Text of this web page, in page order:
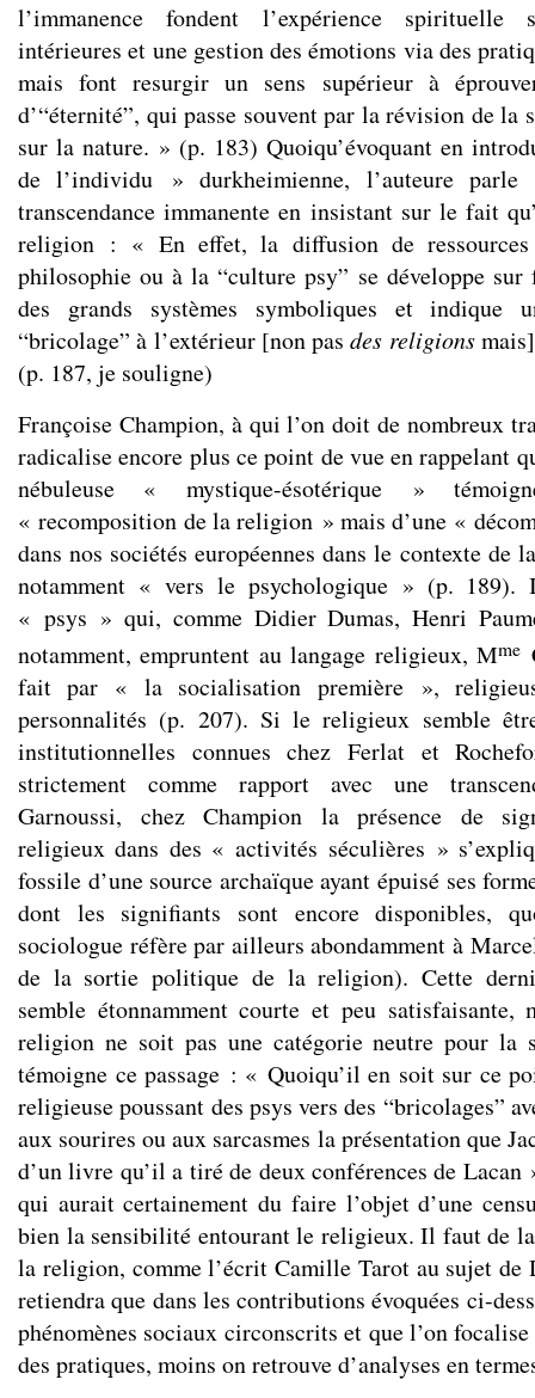
l’immanence fondent l’expérience spirituelle
intérieures et une gestion des émotions via des
mais font resurgir un sens supérieur à
d’“éternité”, qui passe souvent par la révision de la
sur la nature. » (p. 183) Quoiqu’évoquant en
de l’individu » durkheimienne, l’auteure
transcendance immanente en insistant sur le fait
religion : « En effet, la diffusion de
philosophie ou à la “culture psy” se développe sur
des grands systèmes symboliques et indique
“bricolage” à l’extérieur [non pasdes religions
(p. 187, je souligne)
Françoise Champion, à qui l’on doit de nombreux
radicalise encore plus ce point de vue en rappelant
nébuleuse « mystique-ésotérique »
« recomposition de la religion » mais d’une «
dans nos sociétés européennes dans le contexte de
notamment « vers le psychologique » (p. 189).
« psys » qui, comme Didier Dumas, Henri
notamment, empruntent au langage religieux, Mme
fait par « la socialisation première »,
personnalités (p. 207). Si le religieux semble
institutionnelles connues chez Ferlat et
strictement comme rapport avec une
Garnoussi, chez Champion la présence de
religieux dans des « activités séculières »
fossile d’une source archaïque ayant épuisé ses
dont les signifiants sont encore disponibles,
sociologue réfère par ailleurs abondamment à
de la sortie politique de la religion). Cette
semble étonnamment courte et peu
religion ne soit pas une catégorie neutre pour la
témoigne ce passage : « Quoiqu’il en soit sur ce
religieuse poussant des psys vers des “bricolages”
aux sourires ou aux sarcasmes la présentation que
d’un livre qu’il a tiré de deux conférences de Lacan
qui aurait certainement du faire l’objet d’une
bien la sensibilité entourant le religieux. Il faut de
la religion, comme l’écrit Camille Tarot au sujet de
retiendra que dans les contributions évoquées ci-
phénomènes sociaux circonscrits et que l’on
des pratiques, moins on retrouve d’analyses en